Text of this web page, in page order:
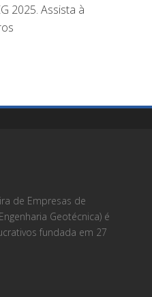
2025. Assista à
de Empresas de
Geotécnica) é
fundada em 27